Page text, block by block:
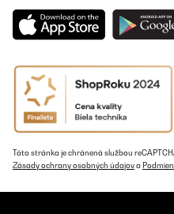
Táto stránka je chránená službou
Zásady ochrany osobných údajova